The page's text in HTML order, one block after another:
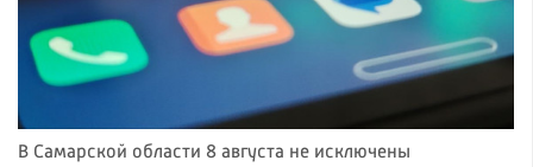
В Самарской области 8 августа не исключены